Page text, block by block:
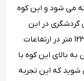
می شود و این کوه
گردشگری در این
منطقه به شمار می رود که با ارتفاع 1234 متر در ارتفاعات
بالای این کوه با
شوید که این تجربه